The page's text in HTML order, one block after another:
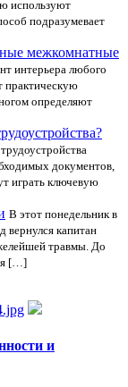
используют
подразумевает
межкомнатные
интерьера любого
практическую
определяют
документов,
играть ключевую
В этот понедельник в
вернулся капитан
травмы. До
[…]
и